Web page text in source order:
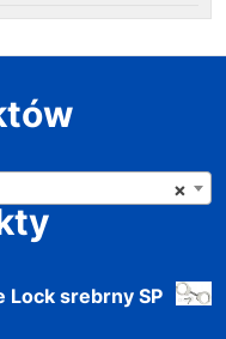
×
Lock srebrny SP